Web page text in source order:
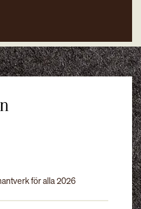
för alla 2026